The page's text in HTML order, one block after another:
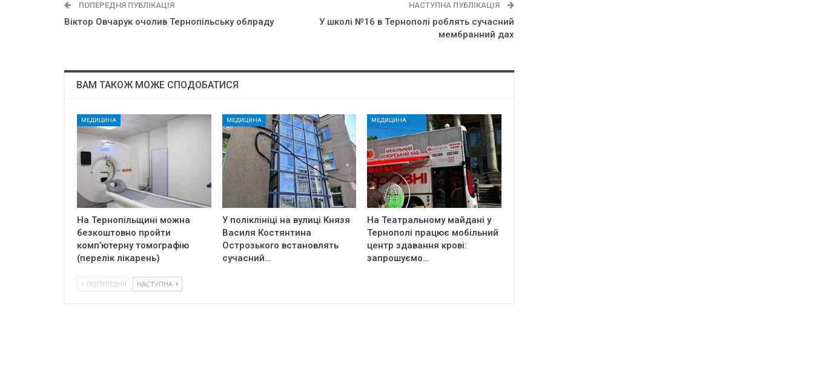
ПОПЕРЕДНЯ ПУБЛІКАЦІЯ
Віктор Овчарук очолив Тернопільську облраду
НАСТУПНА ПУБЛІКАЦІЯ
У школі №16 в Тернополі роблять сучасний
мембранний дах
ВАМ ТАКОЖ МОЖЕ СПОДОБАТИСЯ
МЕДИЦИНА
На Тернопільщині можна
безкоштовно пройти
комп’ютерну томографію
(перелік лікарень)
МЕДИЦИНА
У поліклініці на вулиці Князя
Василя Костянтина
Острозького встановлять
сучасний…
МЕДИЦИНА
На Театральному майдані у
Тернополі працює мобільний
центр здавання крові:
запрошуємо…
ПОПЕРЕДНЯ НАСТУПНА